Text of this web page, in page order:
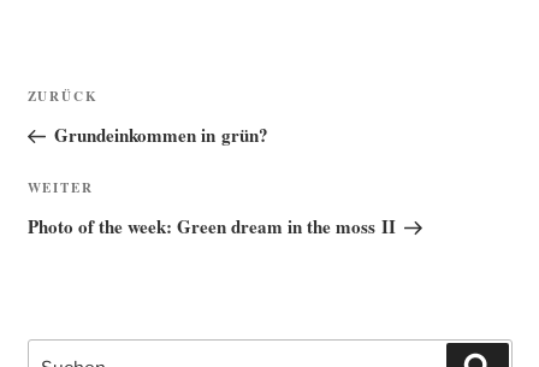
Beitragsnavigation
Vorheriger
Beitrag
ZURÜCK
Grundeinkommen in grün?
Nächster
Beitrag
WEITER
Photo of the week: Green dream in the moss II